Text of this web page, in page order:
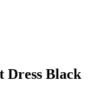
Dress Black